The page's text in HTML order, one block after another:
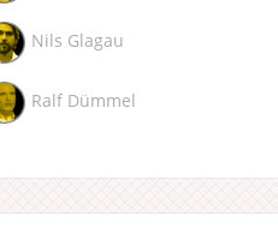
Nils Glagau
Ralf Dümmel